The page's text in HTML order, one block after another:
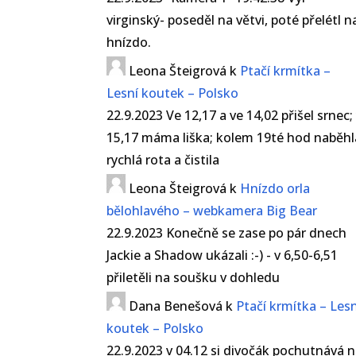
virginský- poseděl na větvi, poté přelétl
hnízdo.
Leona Šteigrová k Ptačí krmítka –
Lesní koutek – Polsko
22.9.2023 Ve 12,17 a ve 14,02 přišel srnec;
15,17 máma liška; kolem 19té hod
rychlá rota a čistila
Leona Šteigrová k Hnízdo orla
bělohlavého – webkamera Big Bear
22.9.2023 Konečně se zase po pár dnech
Jackie a Shadow ukázali :-) - v 6,50-6,51
přiletěli na soušku v dohledu
Dana Benešová k Ptačí krmítka –
koutek – Polsko
22.9.2023 v 04.12 si divočák pochutnává